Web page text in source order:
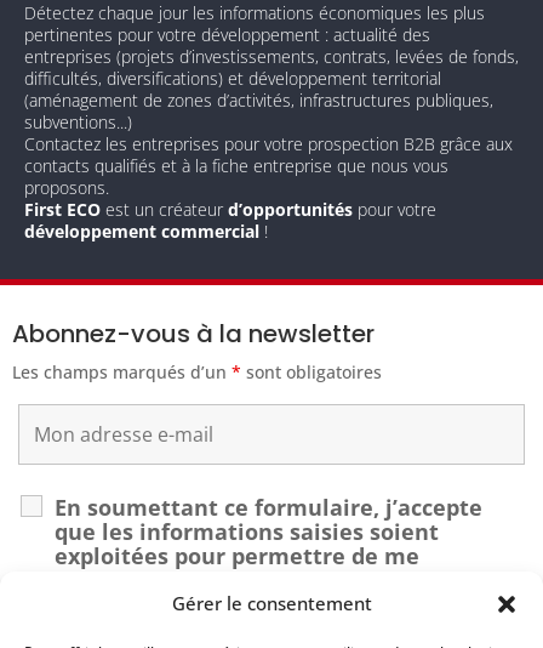
Gérer le consentement
Détectez chaque jour les informations économiques les plus
pertinentes pour votre développement : actualité des
entreprises (projets d’investissements, contrats, levées de fonds,
difficultés, diversifications) et développement territorial
(aménagement de zones d’activités, infrastructures publiques,
subventions...)
Contactez les entreprises pour votre prospection B2B grâce aux
contacts qualifiés et à la fiche entreprise que nous vous
proposons.
First ECO est un créateurd’opportunités pour votre
développement commercial !
Abonnez-vous à la newsletter
Les champs marqués d’un * sont obligatoires
En soumettant ce formulaire, j’accepte
que les informations saisies soient
exploitées pour permettre de me